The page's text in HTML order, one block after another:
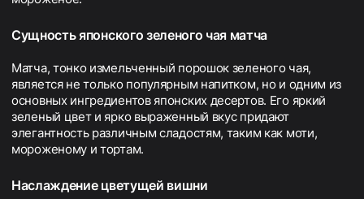
Сущность японского зеленого чая матча
Матча, тонко измельченный порошок зеленого чая,
является не только популярным напитком, но и одним из
основных ингредиентов японских десертов. Его яркий
зеленый цвет и ярко выраженный вкус придают
элегантность различным сладостям, таким как моти,
мороженому и тортам.
Наслаждение цветущей вишни